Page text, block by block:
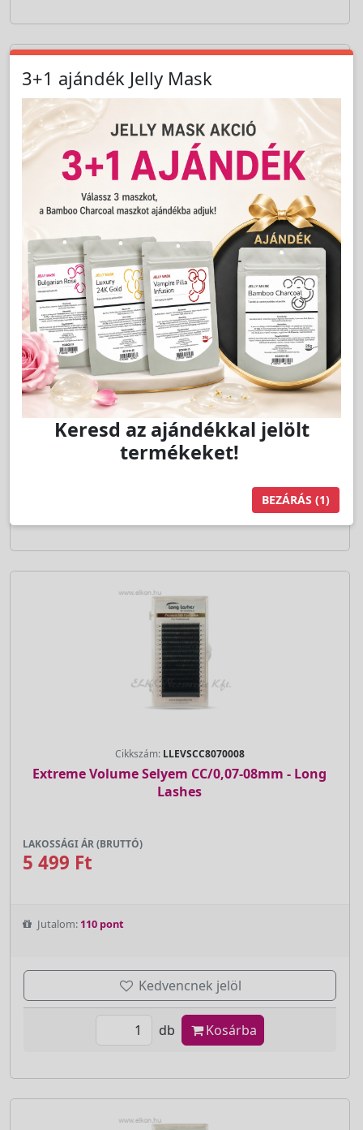
LLEVSCC9050000
Extreme Volume Selyem CC/0,05-8-9-10-11-12-13-
14mm - Long Lashes
LAKOSSÁGI ÁR (BRUTTÓ)
6 499 Ft
Jutalom:130 pont
Kedvencnek jelöl
Cikkszám: LLEVSCC8070008
Extreme Volume Selyem CC/0,07-08mm - Long
Lashes
LAKOSSÁGI ÁR (BRUTTÓ)
5 499 Ft
Jutalom: 110 pont
Kedvencnek jelöl
db Kosárba